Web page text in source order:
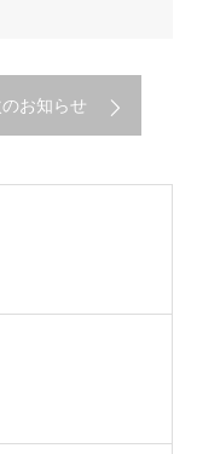
のお知らせ